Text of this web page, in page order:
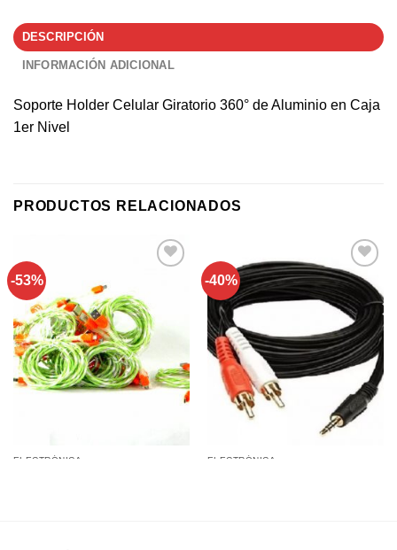
DESCRIPCIÓN
INFORMACIÓN ADICIONAL
Soporte Holder Celular Giratorio 360° de Aluminio en Caja
1er Nivel
PRODUCTOS RELACIONADOS
-53%
Añadir a
favoritos
ELECTRÓNICA
-40%
Añadir a
favoritos
ELECTRÓNICA